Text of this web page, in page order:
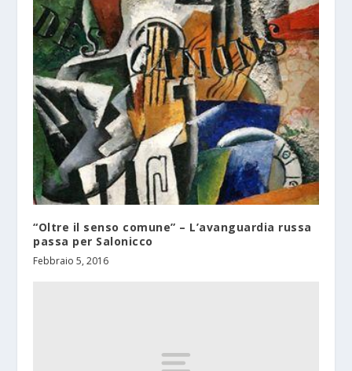
“Oltre il senso comune” – L’avanguardia russa
passa per Salonicco
Febbraio 5, 2016